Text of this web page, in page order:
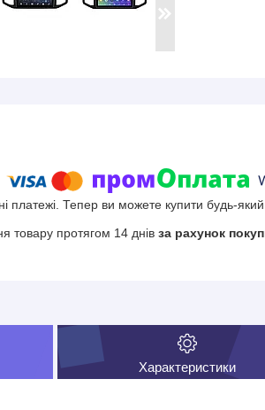
платежі. Тепер ви можете купити будь-
товару протягом 14 днів за рахунок
Характеристики